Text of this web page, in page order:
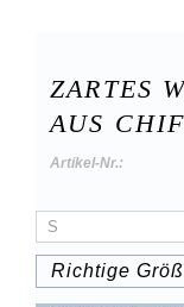
ZARTES
AUS
Artikel-Nr.:
Richtige